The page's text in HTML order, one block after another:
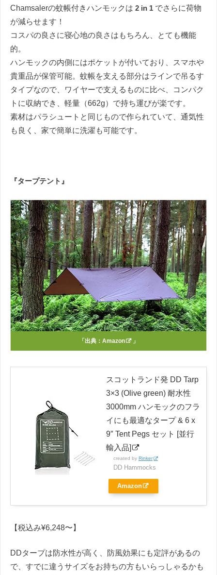
Chamsalerの蚊帳付きハンモックは 2 in 1 でさらに荷物
が減らせます！
コスパの良さに寝心地の良さはもちろん、とても機能
的。
ハンモックの内側にはポケットが付いており、スマホや
貴重品が保管可能。蚊帳を支える部分はラインで吊るす
タイプなので、ワイヤーで支えるものに比べ、コンパク
トに収納でき、軽量（662g）で持ち運びが楽です。
素材はパラシュートと同じもので作られていて、通気性
も良く、家で簡単に洗濯も可能です。
『タープテント』
「出典： Amazon 」
スコットランド発 DD Tarp
3×3 (Olive green) 耐水性
3000mm ハンモックのフラ
イにも最適なタープ & 6 x
9″ Tent Pegs セット [並行
輸入品]
created by Rinker
DD Hammocks
Amazon
【税込み¥6,248〜】
DDタープは防水性が高く、防風効果にも定評があるの
で、すでに違うサイズをお持ちの方もいらっしゃるかも